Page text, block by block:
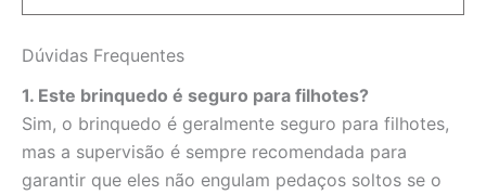
Dúvidas Frequentes
1. Este brinquedo é seguro para filhotes?
Sim, o brinquedo é geralmente seguro para filhotes,
mas a supervisão é sempre recomendada para
garantir que eles não engulam pedaços soltos se o